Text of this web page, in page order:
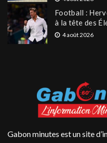
Football :
à la tête des
4 août 2026
Gabon minutes est un site